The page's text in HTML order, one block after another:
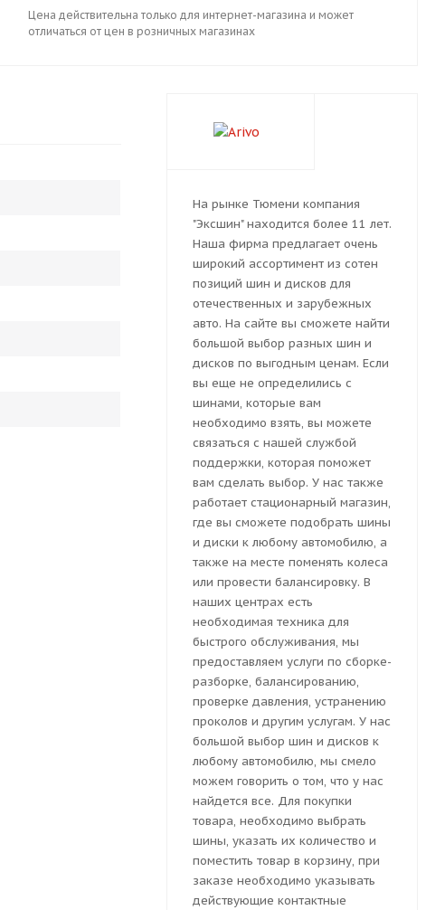
Цена действительна только для интернет-магазина и может
отличаться от цен в розничных магазинах
На рынке Тюмени компания
"Эксшин" находится более 11 лет.
Наша фирма предлагает очень
широкий ассортимент из сотен
позиций шин и дисков для
отечественных и зарубежных
авто. На сайте вы сможете найти
большой выбор разных шин и
дисков по выгодным ценам. Если
вы еще не определились с
шинами, которые вам
необходимо взять, вы можете
связаться с нашей службой
поддержки, которая поможет
вам сделать выбор. У нас также
работает стационарный магазин,
где вы сможете подобрать шины
и диски к любому автомобилю, а
также на месте поменять колеса
или провести балансировку. В
наших центрах есть
необходимая техника для
быстрого обслуживания, мы
предоставляем услуги по сборке-
разборке, балансированию,
проверке давления, устранению
проколов и другим услугам. У нас
большой выбор шин и дисков к
любому автомобилю, мы смело
можем говорить о том, что у нас
найдется все. Для покупки
товара, необходимо выбрать
шины, указать их количество и
поместить товар в корзину, при
заказе необходимо указывать
действующие контактные